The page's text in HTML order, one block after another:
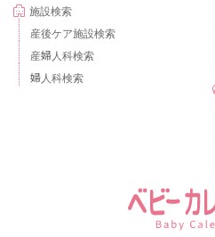
施設検索
産後ケア施設検索
産婦人科検索
婦人科検索